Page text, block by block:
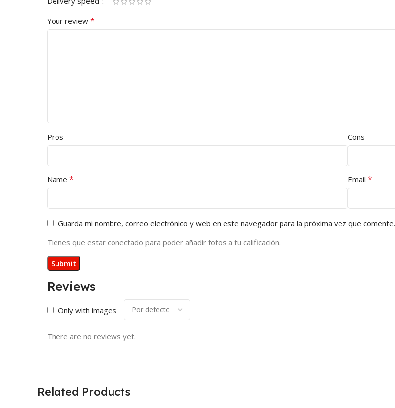
Reviews
Only with images
There are no reviews yet.
Your review *
Pros Cons
Name * Email *
Guarda mi nombre, correo electrónico y web en este navegador para la próxima vez que comente.
Tienes que estar conectado para poder añadir fotos a tu calificación.
Related Products